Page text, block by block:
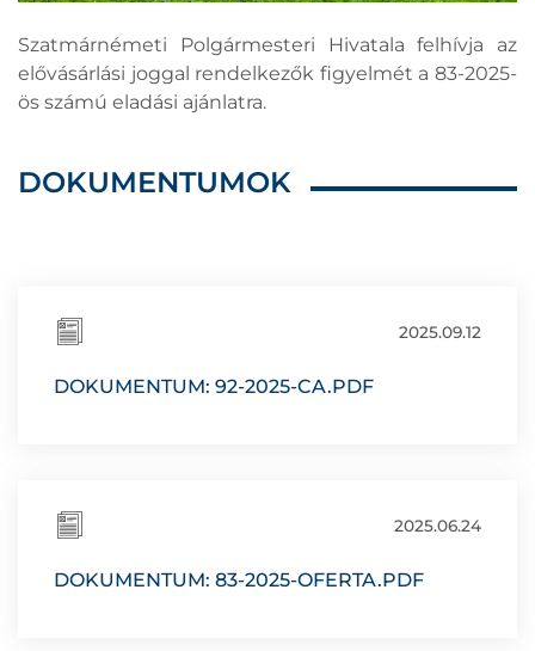
Szatmárnémeti Polgármesteri Hivatala felhívja az
elővásárlási joggal rendelkezők figyelmét a 83-2025-
ös számú eladási ajánlatra.
DOKUMENTUMOK
2025.09.12
DOKUMENTUM: 92-2025-CA.PDF
2025.06.24
DOKUMENTUM: 83-2025-OFERTA.PDF